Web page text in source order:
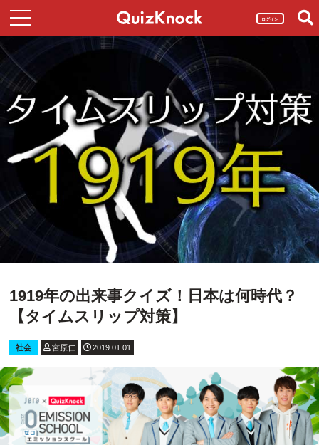
ログイン
1919年の出来事クイズ！日本は何時代？
【タイムスリップ対策】
社会 宮原仁 2019.01.01